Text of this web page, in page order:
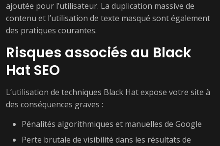
ajoutée pour l’utilisateur. La duplication massive de
contenu et l’utilisation de texte masqué sont également
des pratiques courantes.
Risques associés au Black
Hat SEO
L’utilisation de techniques Black Hat expose votre site à
des conséquences graves :
Pénalités algorithmiques et manuelles de Google
Perte brutale de visibilité dans les résultats de